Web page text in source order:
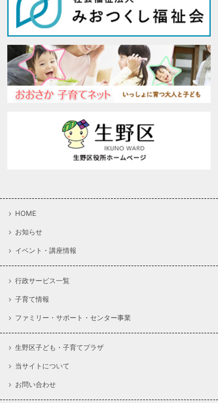
HOME
お知らせ
イベント・講座情報
行政サービス一覧
子育て情報
ファミリー・サポート・センター事業
生野区子ども・子育てプラザ
当サイトについて
お問い合わせ